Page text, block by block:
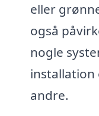
eller
også
nogle
installation
andre.